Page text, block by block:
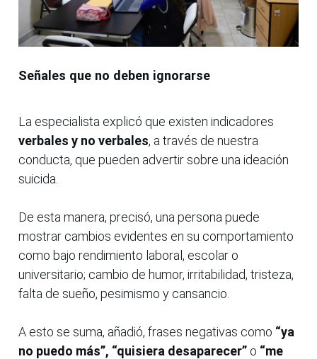
Señales que no deben ignorarse
La especialista explicó que existen indicadores
verbales y no verbales, a través de nuestra
conducta, que pueden advertir sobre una ideación
suicida.
De esta manera, precisó, una persona puede
mostrar cambios evidentes en su comportamiento
como bajo rendimiento laboral, escolar o
universitario; cambio de humor, irritabilidad, tristeza,
falta de sueño, pesimismo y cansancio.
A esto se suma, añadió, frases negativas como “ya
no puedo más”, “quisiera desaparecer” o “me